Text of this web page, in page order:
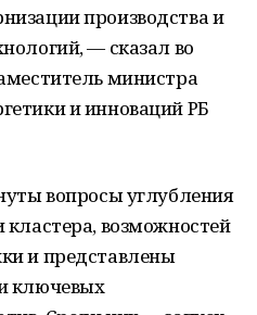
производства и
— сказал во
министра
и инноваций РБ
вопросы углубления
кластера, возможностей
и представлены
ключевых